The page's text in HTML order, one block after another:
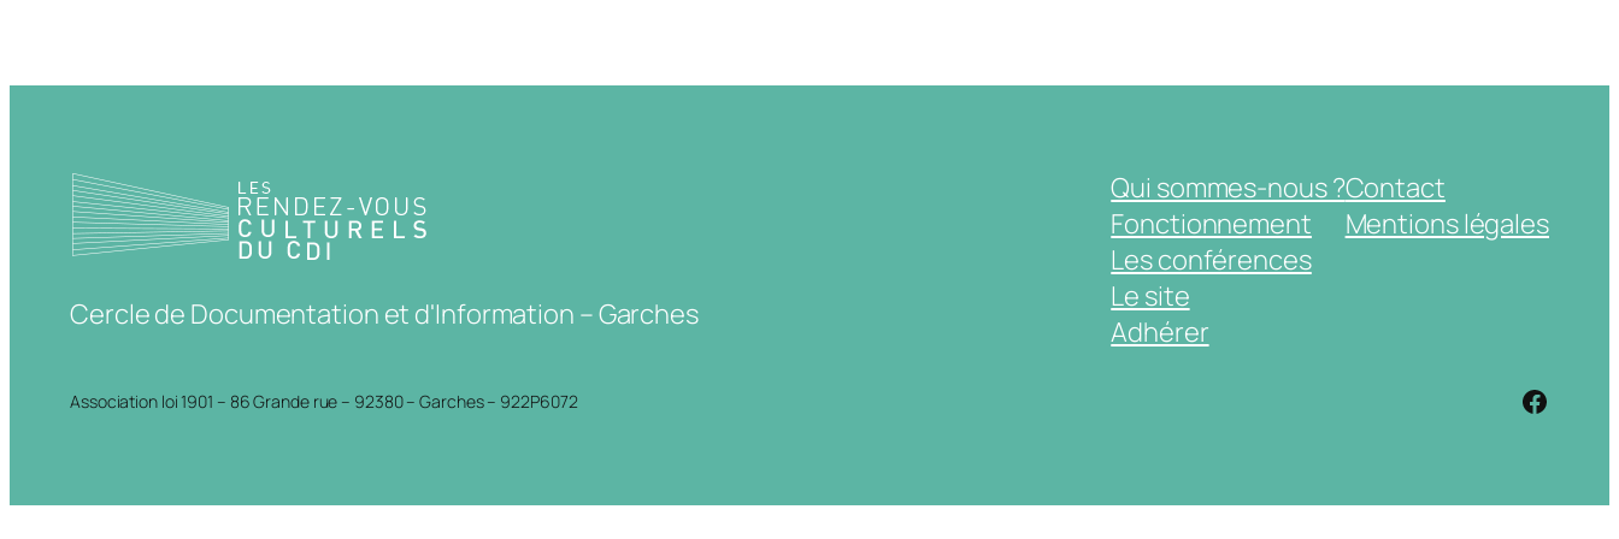
Cercle de Documentation et d'Information – Garches
Qui sommes-nous ?
Fonctionnement
Les conférences
Le site
Adhérer
Contact
Mentions légales
Association loi 1901 – 86 Grande rue – 92380 – Garches – 922P6072